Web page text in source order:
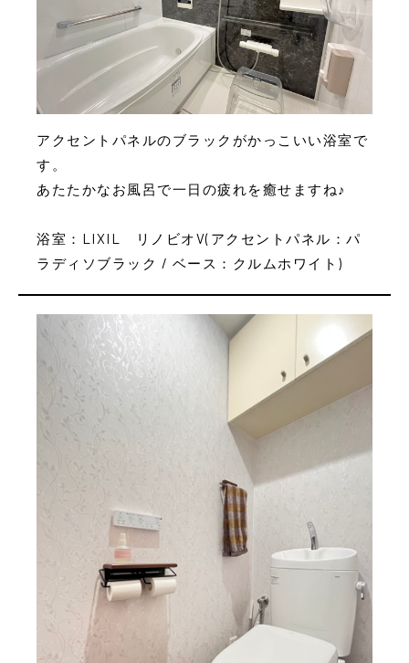
アクセントパネルのブラックがかっこいい浴室で
す。
あたたかなお風呂で一日の疲れを癒せますね♪
浴室：LIXIL リノビオV(アクセントパネル：パ
ラディソブラック / ベース：クルムホワイト)